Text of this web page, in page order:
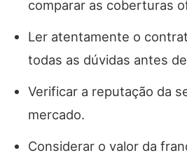
comparar as coberturas
Ler atentamente o
todas as dúvidas antes
Verificar a reputação da
mercado.
Considerar o valor da